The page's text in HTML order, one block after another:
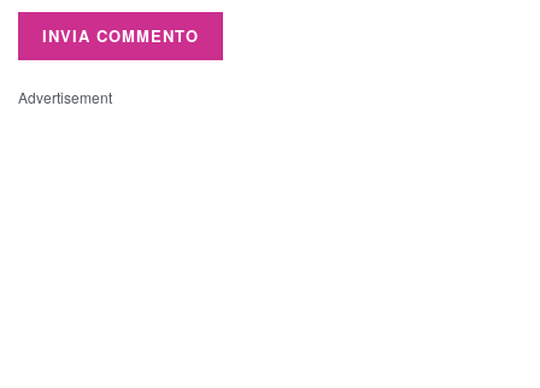
Advertisement